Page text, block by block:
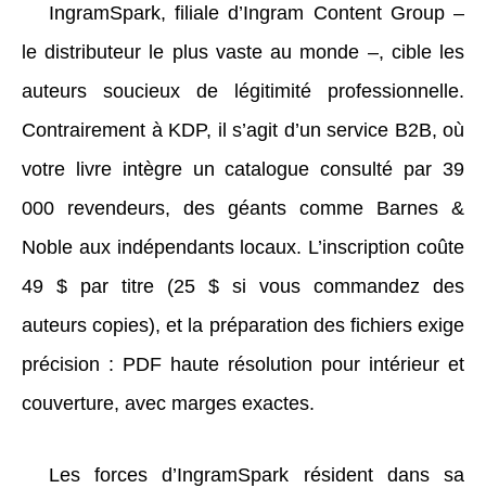
IngramSpark, filiale d’Ingram Content Group –
le distributeur le plus vaste au monde –, cible les
auteurs soucieux de légitimité professionnelle.
Contrairement à KDP, il s’agit d’un service B2B, où
votre livre intègre un catalogue consulté par 39
000 revendeurs, des géants comme Barnes &
Noble aux indépendants locaux. L’inscription coûte
49 $ par titre (25 $ si vous commandez des
auteurs copies), et la préparation des fichiers exige
précision : PDF haute résolution pour intérieur et
couverture, avec marges exactes.
Les forces d’IngramSpark résident dans sa